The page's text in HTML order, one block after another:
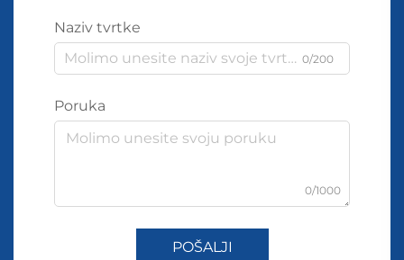
Naziv tvrtke
0/200
Poruka
0/1000
POŠALJI